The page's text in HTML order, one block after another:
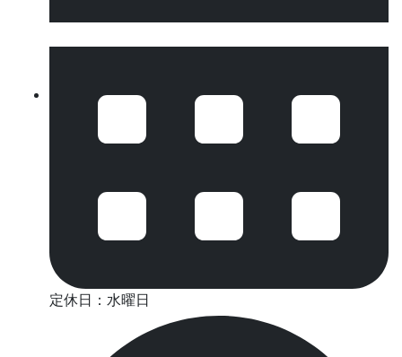
定休日：水曜日